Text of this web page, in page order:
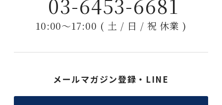
03-6453-6681
10:00〜17:00 ( 土 / 日 / 祝 休業 )
メールマガジン登録・LINE